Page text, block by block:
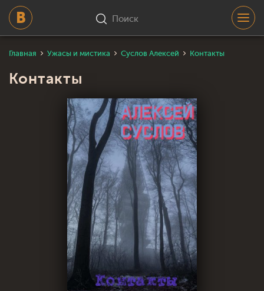
Поиск
Главная Ужасы и мистика Суслов Алексей Контакты
Контакты